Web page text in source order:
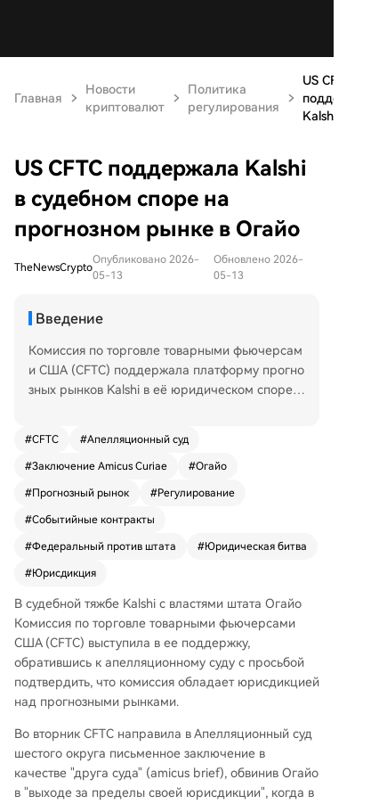
Главная
Новости
криптовалют
Политика
регулирования
US CFTC
поддержала
Kalshi в су...
US CFTC поддержала Kalshi
в судебном споре на
прогнозном рынке в Огайо
TheNewsCrypto
Опубликовано 2026-
05-13
Обновлено 2026-
05-13
Введение
Комиссия по торговле товарными фьючерсам
и США (CFTC) поддержала платформу прогно
зных рынков Kalshi в её юридическом споре с
га суда", обвинив Огайо в "чрезмерном расши
рении юрисдикции". Штат приказал Kalshi пре
кратить предлагать контракты на спортивные
спортивные ставки. Председатель CFTC Майк
Селиг заявил, что федеральный суд низшей и
нстанции в Огайо неверно сузил толкование
бладает исключительным правом регулирова
ния подобных рынков, а действия штатов под
рывают этот установленный порядок и созда
ют угрозу "регуляторного переворота". Этот п
рецедент важен для будущего прогнозных ры
нков, таких как Kalshi и Polymarket, и является
татов ограничивать деятельность платформ, и
меющих федеральную лицензию. Ранее, в фе
врале, CFTC аналогичным образом поддержа
#CFTC #Апелляционный суд
#Заключение Amicus Curiae #Огайо
#Прогнозный рынок #Регулирование
#Событийные контракты
#Федеральный против штата #Юридическая битва
#Юрисдикция
В судебной тяжбе Kalshi с властями штата Огайо
Комиссия по торговле товарными фьючерсами
США (CFTC) выступила в ее поддержку,
обратившись к апелляционному суду с просьбой
подтвердить, что комиссия обладает юрисдикцией
над прогнозными рынками.
Во вторник CFTC направила в Апелляционный суд
шестого округа письменное заключение в
качестве "друга суда" (amicus brief), обвинив Огайо
в "выходе за пределы своей юрисдикции", когда в